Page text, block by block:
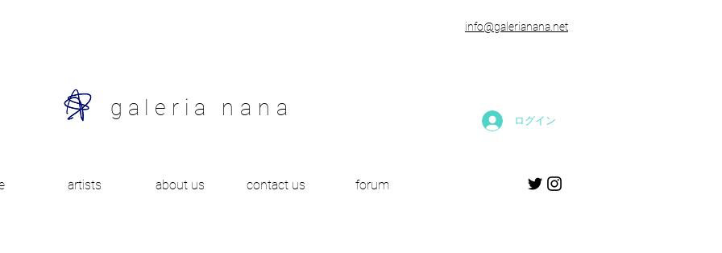
​info@galerianana.net
galeria nana
artists about us contact us forum
ログイン